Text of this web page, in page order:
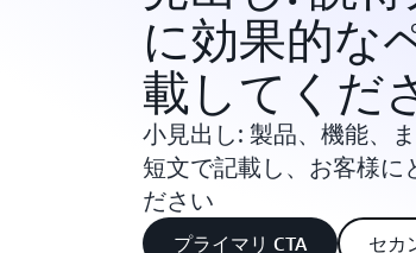
に効果的な
載してくだ
小見出し: 製品、機能、
短文で記載し、お客様に
ださい
プライマリ CTA セカ